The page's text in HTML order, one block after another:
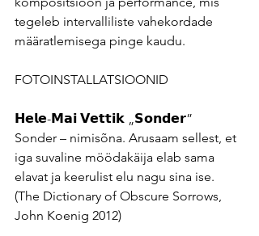
tegeleb intervalliliste vahekordade
määratlemisega pinge kaudu.
FOTOINSTALLATSIOONID
𝗛𝗲𝗹𝗲-𝗠𝗮𝗶 𝗩𝗲𝘁𝘁𝗶𝗸 „𝗦𝗼𝗻𝗱𝗲𝗿”
Sonder – nimisõna. Arusaam sellest, et
iga suvaline möödakäija elab sama
elavat ja keerulist elu nagu sina ise.
(The Dictionary of Obscure Sorrows,
John Koenig 2012)